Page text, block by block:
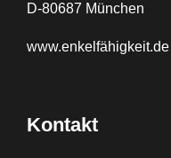
D-80687 München
www.enkelfähigkeit.de
Kontakt